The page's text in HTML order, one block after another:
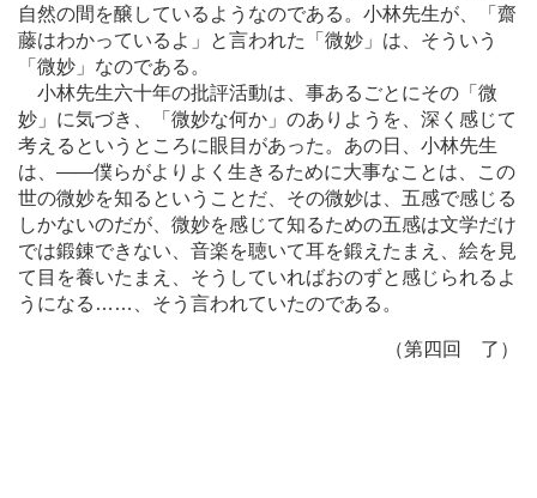
自然の間を醸しているようなのである。小林先生が、「齋
藤はわかっているよ」と言われた「微妙」は、そういう
「微妙」なのである。
小林先生六十年の批評活動は、事あるごとにその「微
妙」に気づき、「微妙な何か」のありようを、深く感じて
考えるというところに眼目があった。あの日、小林先生
は、 ――僕らがよりよく生きるために大事なことは、この
世の微妙を知るということだ、その微妙は、五感で感じる
しかないのだが、微妙を感じて知るための五感は文学だけ
では鍛錬できない、音楽を聴いて耳を鍛えたまえ、絵を見
て目を養いたまえ、そうしていればおのずと感じられるよ
うになる … …、そう言われていたのである。
（第四回 了）